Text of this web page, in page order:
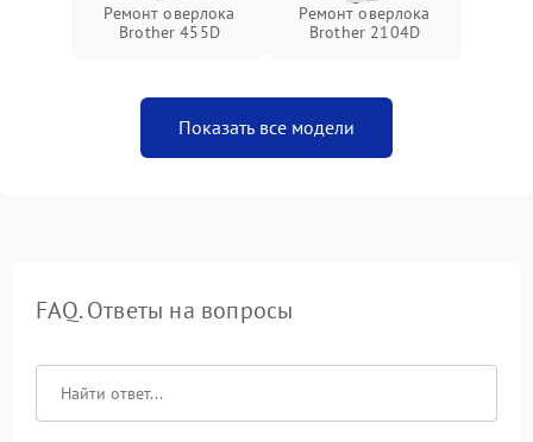
Ремонт оверлока
Brother 455D
Ремонт оверлока
Brother 2104D
Показать все модели
FAQ. Ответы на вопросы